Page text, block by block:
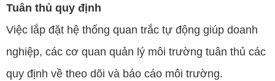
Tuân thủ quy định
Việc lắp đặt hệ thống quan trắc tự động giúp doanh
nghiệp, các cơ quan quản lý môi trường tuân thủ các
quy định về theo dõi và báo cáo môi trường.